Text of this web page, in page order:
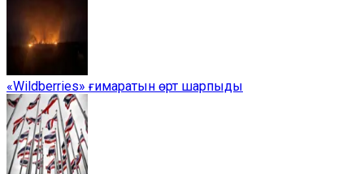
«Wildberries» ғимаратын өрт шарпыды